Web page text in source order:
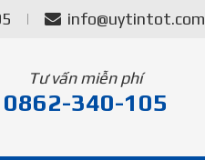
info@uytintot.com
Tư vấn miễn phí
0862-340-105